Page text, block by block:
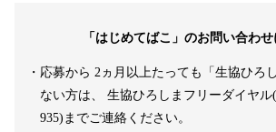
「はじめてばこ」のお問い合わ
・応募から 2ヵ月以上たっても「生協ひろ
ない方は、 生協ひろしまフリーダイヤル
935)までご連絡ください。